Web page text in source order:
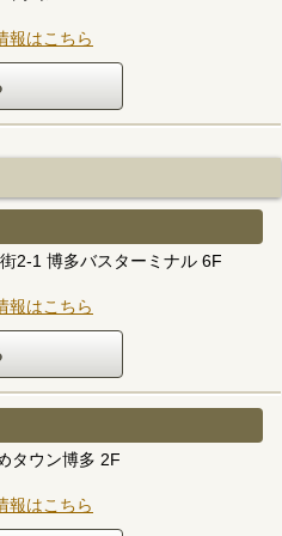
報はこちら
2-1 博多バスターミナル 6F
報はこちら
タウン博多 2F
報はこちら